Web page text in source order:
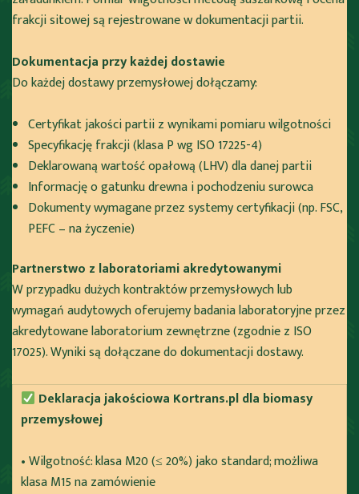
frakcji sitowej są rejestrowane w dokumentacji partii.
Dokumentacja przy każdej dostawie
Do każdej dostawy przemysłowej dołączamy:
Certyfikat jakości partii z wynikami pomiaru wilgotności
Specyfikację frakcji (klasa P wg ISO 17225-4)
Deklarowaną wartość opałową (LHV) dla danej partii
Informację o gatunku drewna i pochodzeniu surowca
Dokumenty wymagane przez systemy certyfikacji (np. FSC,
PEFC – na życzenie)
Partnerstwo z laboratoriami akredytowanymi
W przypadku dużych kontraktów przemysłowych lub
wymagań audytowych oferujemy badania laboratoryjne przez
akredytowane laboratorium zewnętrzne (zgodnie z ISO
17025). Wyniki są dołączane do dokumentacji dostawy.
Deklaracja jakościowa Kortrans.pl dla biomasy
przemysłowej
• Wilgotność: klasa M20 (≤ 20%) jako standard; możliwa
klasa M15 na zamówienie